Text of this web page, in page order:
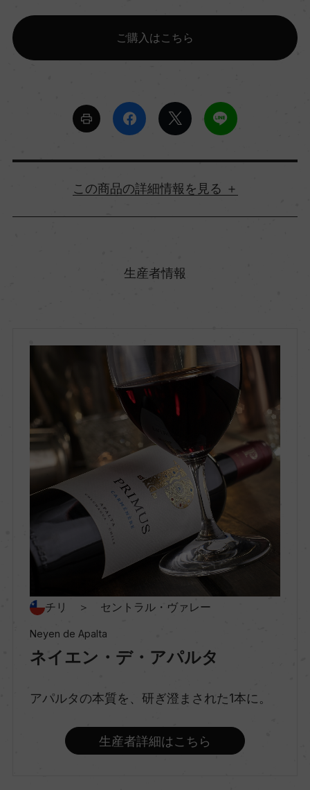
ご購入はこちら
詳細情報
コルチャグア・ヴァレー
村名
スティルワイン
フルボディ
品種（原材料）
アルコール度数
生産者情報
チリ ＞ セントラル・ヴァレー
Neyen de Apalta
ネイエン・デ・アパルタ
アパルタの本質を、研ぎ澄まされた1本に。
生産者詳細はこちら